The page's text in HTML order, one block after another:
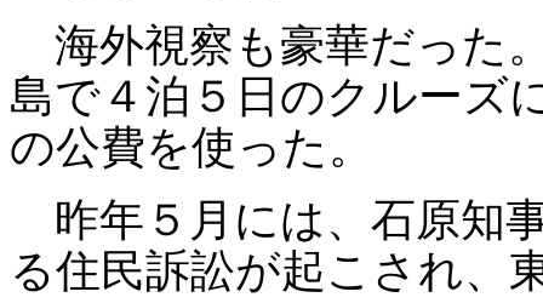
海外視察も豪華だった
島で４泊５日のクルーズ
の公費を使った。
昨年５月には、石原知
る住民訴訟が起こされ、